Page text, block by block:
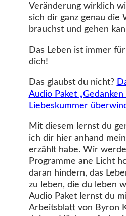
Veränderung wirklich
sich dir ganz genau die
brauchst und gehen
Das Leben ist immer
dich!
Das glaubst du nicht?
Audio Paket
Liebeskummer
Mit diesem lernst du
ich dir hier anhand
erzählt habe. Wir
Programme ane Licht
daran hindern, das
zu leben, die du leben
Audio Paket lernst du
Arbeitsblatt von Byron